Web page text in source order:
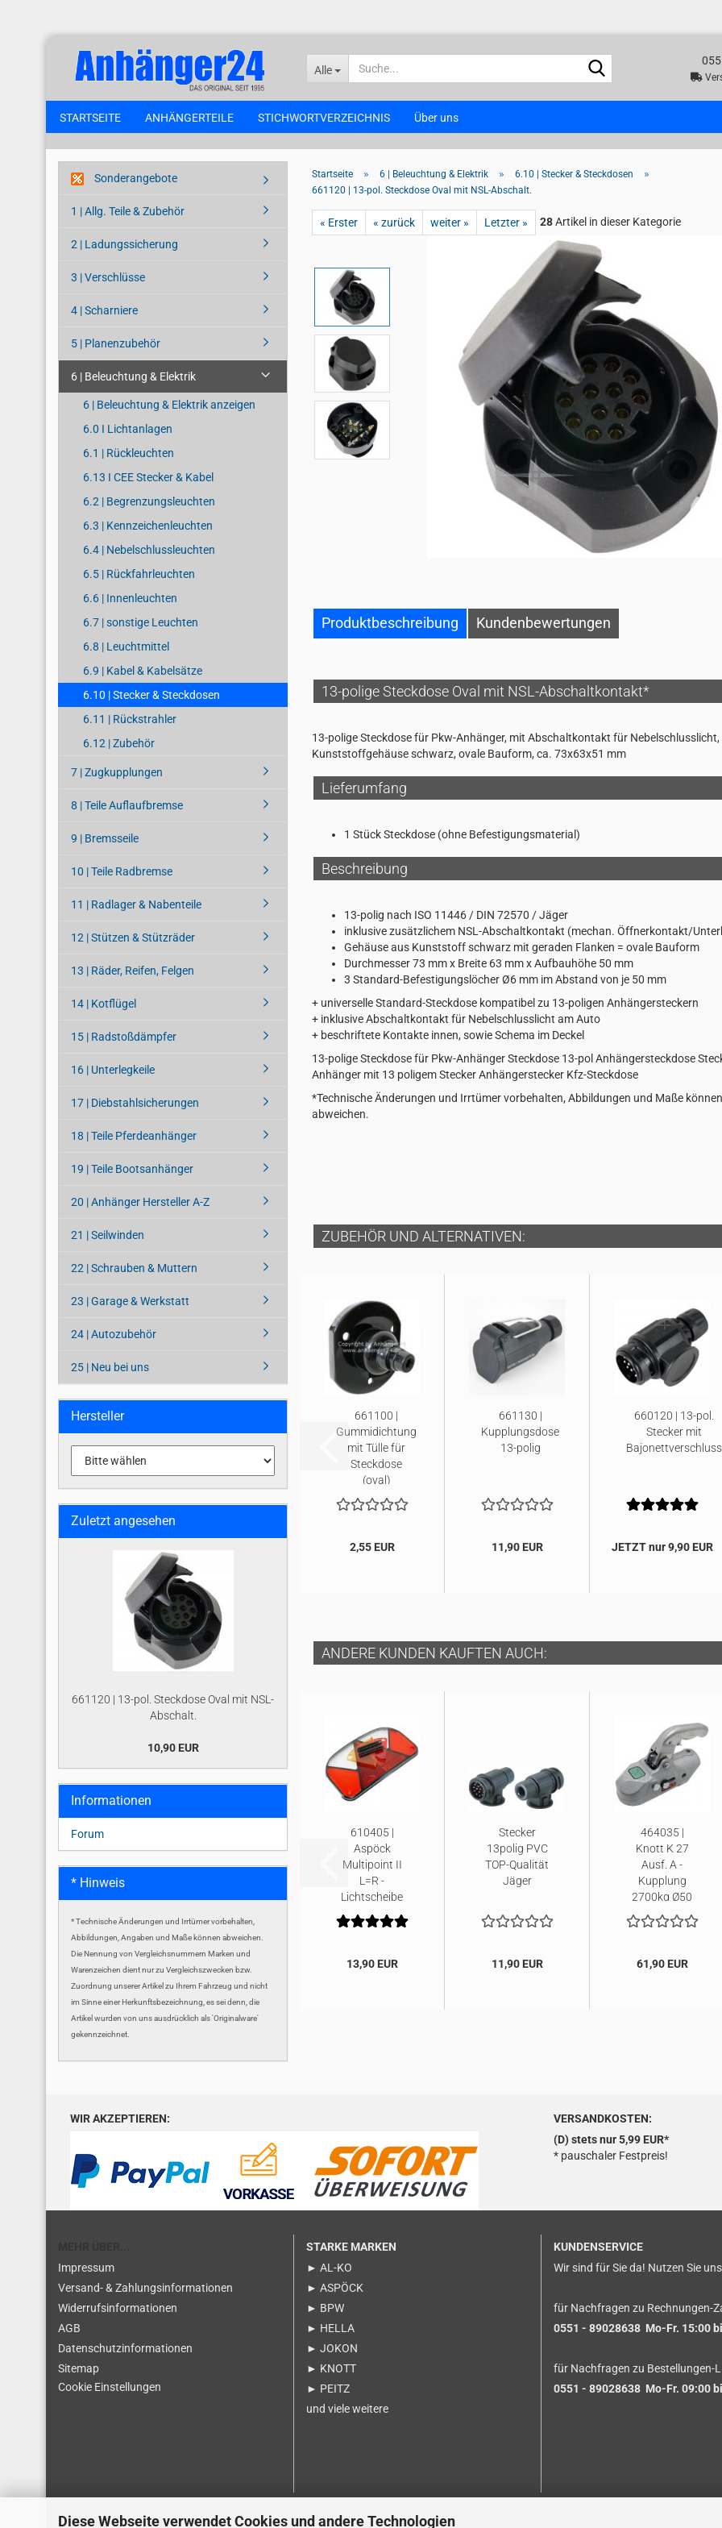
Diese Webseite verwendet Cookies und andere Technologien
Alle
STARTSEITE ANHÄNGERTEILE STICHWORTVERZEICHNIS Über uns
Startseite » 6 | Beleuchtung & Elektrik » 6.10 | Stecker & Steckdosen »
661120 | 13-pol. Steckdose Oval mit NSL-Abschalt.
« Erster « zurück weiter » Letzter » 28Artikel in dieser Kategorie
Produktbeschreibung Kundenbewertungen
13-polige Steckdose Oval mit NSL-Abschaltkontakt*
13-polige Steckdose für Pkw-Anhänger, mit Abschaltkontakt für
Kunststoffgehäuse schwarz, ovale Bauform, ca. 73x63x51 mm
Lieferumfang
1 Stück Steckdose (ohne Befestigungsmaterial)
Beschreibung
13-polig nach ISO 11446 / DIN 72570 / Jäger
inklusive zusätzlichem NSL-Abschaltkontakt (mechan. Öffnerkontakt/
Gehäuse aus Kunststoff schwarz mit geraden Flanken = ovale Bauform
Durchmesser 73 mm x Breite 63 mm x Aufbauhöhe 50 mm
3 Standard-Befestigungslöcher Ø6 mm im Abstand von je 50 mm
+ universelle Standard-Steckdose kompatibel zu 13-poligen Anhängersteckern
+ inklusive Abschaltkontakt für Nebelschlusslicht am Auto
+ beschriftete Kontakte innen, sowie Schema im Deckel
13-polige Steckdose für Pkw-Anhänger Steckdose 13-pol Anhängersteckdose
Anhänger mit 13 poligem Stecker Anhängerstecker Kfz-Steckdose
*Technische Änderungen und Irrtümer vorbehalten, Abbildungen und Maße können
abweichen.
ZUBEHÖR UND ALTERNATIVEN:
661100 |
Gummidichtung
mit Tülle für
Steckdose
(oval)
2,55 EUR
661130 |
Kupplungsdose
13-polig
11,90 EUR
660120 | 13-pol.
Stecker mit
Bajonettverschluss
JETZT nur 9,90 EUR
ANDERE KUNDEN KAUFTEN AUCH:
610405 |
Aspöck
Multipoint II
L=R -
Lichtscheibe
13,90 EUR
Stecker
13polig PVC
TOP-Qualität
Jäger
11,90 EUR
464035 |
Knott K 27
Ausf. A -
Kupplung
2700kg Ø50
M12
61,90 EUR
Sonderangebote
1 | Allg. Teile & Zubehör
2 | Ladungssicherung
3 | Verschlüsse
4 | Scharniere
5 | Planenzubehör
6 | Beleuchtung & Elektrik
6 | Beleuchtung & Elektrik anzeigen
6.0 I Lichtanlagen
6.1 | Rückleuchten
6.13 I CEE Stecker & Kabel
6.2 | Begrenzungsleuchten
6.3 | Kennzeichenleuchten
6.4 | Nebelschlussleuchten
6.5 | Rückfahrleuchten
6.6 | Innenleuchten
6.7 | sonstige Leuchten
6.8 | Leuchtmittel
6.9 | Kabel & Kabelsätze
6.10 | Stecker & Steckdosen
6.11 | Rückstrahler
6.12 | Zubehör
7 | Zugkupplungen
8 | Teile Auflaufbremse
9 | Bremsseile
10 | Teile Radbremse
11 | Radlager & Nabenteile
12 | Stützen & Stützräder
13 | Räder, Reifen, Felgen
14 | Kotflügel
15 | Radstoßdämpfer
16 | Unterlegkeile
17 | Diebstahlsicherungen
18 | Teile Pferdeanhänger
19 | Teile Bootsanhänger
20 | Anhänger Hersteller A-Z
21 | Seilwinden
22 | Schrauben & Muttern
23 | Garage & Werkstatt
24 | Autozubehör
25 | Neu bei uns
Hersteller
Zuletzt angesehen
661120 | 13-pol. Steckdose Oval mit NSL-
Abschalt.
10,90 EUR
Informationen
Forum
* Hinweis
* Technische Änderungen und Irrtümer vorbehalten,
Abbildungen, Angaben und Maße können abweichen.
Die Nennung von Vergleichsnummern Marken und
Warenzeichen dient nur zu Vergleichszwecken bzw.
Zuordnung unserer Artikel zu Ihrem Fahrzeug und nicht
im Sinne einer Herkunftsbezeichnung, es sei denn, die
Artikel wurden von uns ausdrücklich als 'Originalware'
gekennzeichnet.
WIR AKZEPTIEREN:
VERSANDKOSTEN:
(D) stets nur 5,99 EUR*
* pauschaler Festpreis!
Impressum
Versand- & Zahlungsinformationen
Widerrufsinformationen
AGB
Datenschutzinformationen
Sitemap
Cookie Einstellungen
STARKE MARKEN
► AL-KO
► ASPÖCK
► BPW
► HELLA
► JOKON
► KNOTT
► PEITZ
und viele weitere
KUNDENSERVICE
Wir sind für Sie da! Nutzen Sie
für Nachfragen zu Rechnungen-
0551 - 89028638 Mo-Fr. 15:00
für Nachfragen zu Bestellungen-
0551 - 89028638 Mo-Fr. 09:00